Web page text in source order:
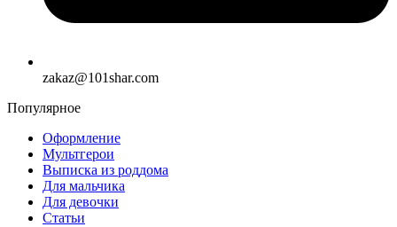
zakaz@101shar.com
Популярное
Оформление
Мультгерои
Выписка из роддома
Для мальчика
Для девочки
Статьи